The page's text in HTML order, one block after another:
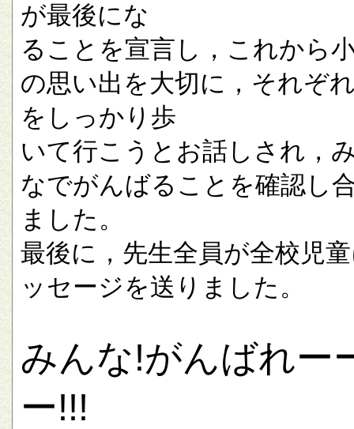
が最後にな
ることを宣言し，これから
の思い出を大切に，それぞ
をしっかり歩
いて行こうとお話しされ，
なでがんばることを確認し
ました。
最後に，先生全員が全校児
ッセージを送りました。
みんな!がんばれー
ー!!!